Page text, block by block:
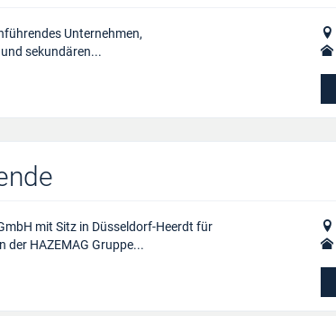
Unternehmen,
sekundären...
mit Sitz in Düsseldorf-Heerdt für
HAZEMAG Gruppe...